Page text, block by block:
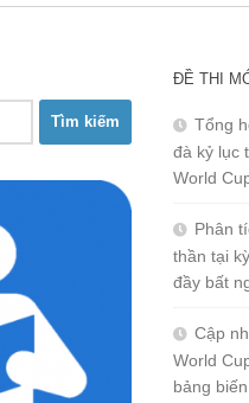
ĐỀ THI
Tổng
đà kỷ lục
World
Phân
thần tại
đầy bất
Cập
World
bảng